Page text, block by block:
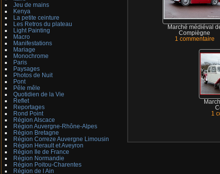
Jeu de mains
Kenya
La petite ceinture
Les Retros du plateau
Light Painting
Macro
Manifestations
Mariage
Monochrome
Paris
Paysages
Photos de Nuit
Pont
Pêle mêle
Quotidien de la Vie
Reflet
Reportages
Rond Point
Région Alscace
Région Auvergne-Rhône-Alpes
Région Bretagne
Région Correze Auvergne Limousin
Région Herault et Aveyron
Région Ile de France
Région Normandie
Région Poitou-Charentes
Région de l Ain
Marché médiéval
Compiègne
1 commentaire
1